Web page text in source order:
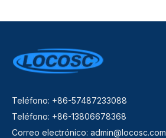
Teléfono: +86-57487233088
Teléfono: +86-13806678368
Correo electrónico: admin@locosc.com